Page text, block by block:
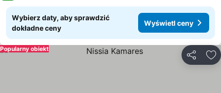
Wybierz daty, aby sprawdzić
dokładne ceny
Wyświetl ceny
Popularny obiekt